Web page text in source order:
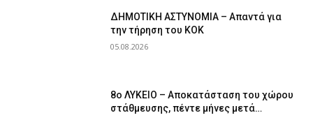
ΔΗΜΟΤΙΚΗ ΑΣΤΥΝΟΜΙΑ – Απαντά για
την τήρηση του ΚΟΚ
05.08.2026
8ο ΛΥΚΕΙΟ – Αποκατάσταση του χώρου
στάθμευσης, πέντε μήνες μετά…